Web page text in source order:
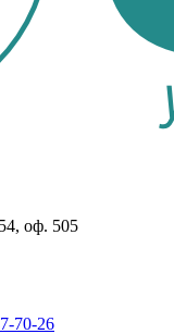
оф. 505
70-26